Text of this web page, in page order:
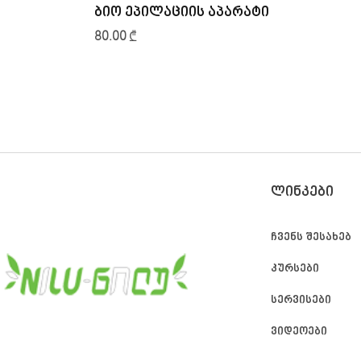
ბიო ეპილაციის აპარატი
80.00 ₾
ᲚᲘᲜᲙᲔᲑᲘ
ჩვენს შესახებ
კურსები
სერვისები
ვიდეოები